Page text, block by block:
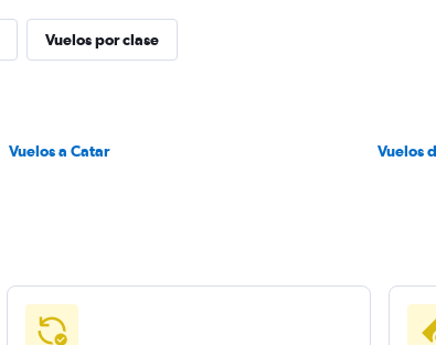
Vuelos por clase
Vuelos a Catar
Vuelos